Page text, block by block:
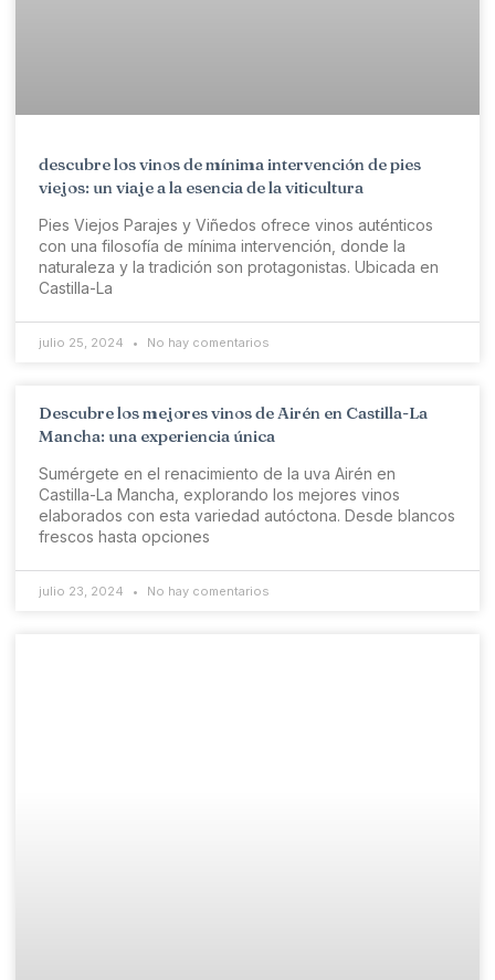
descubre los vinos de mínima intervención de pies
viejos: un viaje a la esencia de la viticultura
Pies Viejos Parajes y Viñedos ofrece vinos auténticos
con una filosofía de mínima intervención, donde la
naturaleza y la tradición son protagonistas. Ubicada en
Castilla-La
julio 25, 2024 No hay comentarios
Descubre los mejores vinos de Airén en Castilla-La
Mancha: una experiencia única
Sumérgete en el renacimiento de la uva Airén en
Castilla-La Mancha, explorando los mejores vinos
elaborados con esta variedad autóctona. Desde blancos
frescos hasta opciones
julio 23, 2024 No hay comentarios